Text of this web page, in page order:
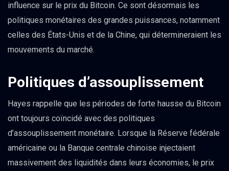
influence sur le prix du Bitcoin. Ce sont désormais les
politiques monétaires des grandes puissances, notamment
celles des États-Unis et de la Chine, qui détermineraient les
mouvements du marché.
Politiques d’assouplissement
Hayes rappelle que les périodes de forte hausse du Bitcoin
ont toujours coïncidé avec des politiques
d’assouplissement monétaire. Lorsque la Réserve fédérale
américaine ou la Banque centrale chinoise injectaient
massivement des liquidités dans leurs économies, le prix